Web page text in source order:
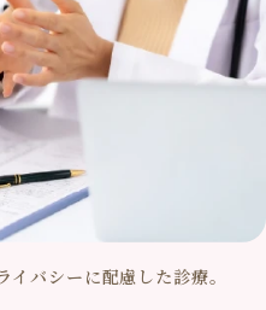
バシーに配慮した診療。